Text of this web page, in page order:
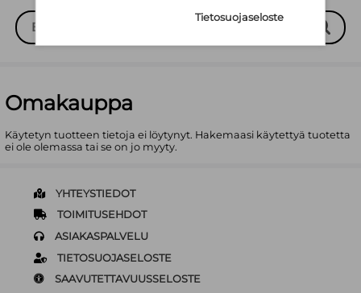
Omakauppa
Käytetyn tuotteen tietoja ei löytynyt. Hakemaasi käytettyä tuotetta
ei ole olemassa tai se on jo myyty.
YHTEYSTIEDOT
TOIMITUSEHDOT
ASIAKASPALVELU
TIETOSUOJASELOSTE
SAAVUTETTAVUUSSELOSTE
Tietosuojaseloste